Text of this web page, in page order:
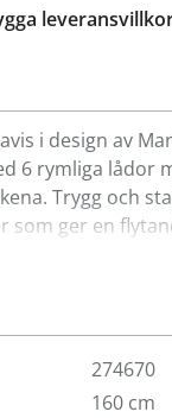
i design av
6 rymliga lådor
Trygg och
som ger en
MDF
där du även
samt
274670
160 cm